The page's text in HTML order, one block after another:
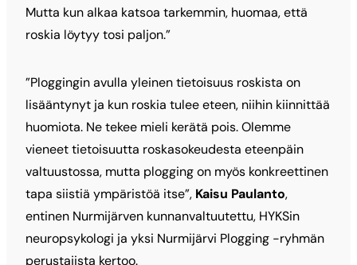
Mutta kun alkaa katsoa tarkemmin, huomaa, että
roskia löytyy tosi paljon.”
”Ploggingin avulla yleinen tietoisuus roskista on
lisääntynyt ja kun roskia tulee eteen, niihin kiinnittää
huomiota. Ne tekee mieli kerätä pois. Olemme
vieneet tietoisuutta roskasokeudesta eteenpäin
valtuustossa, mutta plogging on myös konkreettinen
tapa siistiä ympäristöä itse”, Kaisu ­Paulanto,
entinen Nurmijärven kunnanvaltuutettu, HYKSin
neuropsykologi ja yksi Nurmijärvi Plogging -ryhmän
perustajista kertoo.